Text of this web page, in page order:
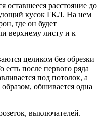
оставшееся расстояние до
кусок ГКЛ. На нем
где он будет
верхнему листу и к
целиком без обрезки
после первого ряда
под потолок, а
обшивается одна
выключателей.